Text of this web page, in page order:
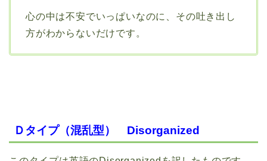
心の中は不安でいっぱいなのに、その吐き出し
方がわからないだけです。
Ｄタイプ（混乱型） Disorganized